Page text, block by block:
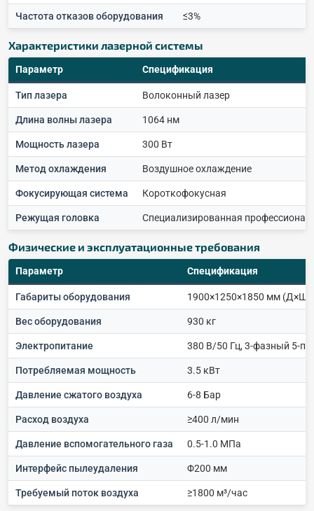
Частота отказов оборудования ≤3%
Характеристики лазерной системы
Параметр Спецификация
Тип лазера Волоконный лазер
Длина волны лазера 1064 нм
Мощность лазера 300 Вт
Метод охлаждения Воздушное охлаждение
Фокусирующая система Короткофокусная
Режущая головка Специализированная
Физические и эксплуатационные требования
Параметр Спецификация
Габариты оборудования 1900×1250×1850 мм
Вес оборудования 930 кг
Электропитание 380 В/50 Гц, 3-фазный 5-
Потребляемая мощность 3.5 кВт
Давление сжатого воздуха 6-8 Бар
Расход воздуха ≥400 л/мин
Давление вспомогательного газа 0.5-1.0 МПа
Интерфейс пылеудаления Φ200 мм
Требуемый поток воздуха ≥1800 м³/час